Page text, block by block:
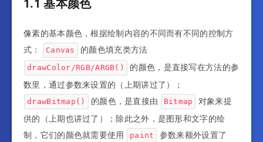
1.1 基本颜色
像素的基本颜色，根据绘制内容的不同而有不同的控制方
式：
Canvas 的颜色填充类方法
drawColor/RGB/ARGB()
的颜色，是直接写在方法的参
数里，通过参数来设置的（上期讲过了）；
drawBitmap() 的颜色，是直接由 Bitmap
对象来提
供的（上期也讲过了）；除此之外，是图形和文字的绘
制，它们的颜色就需要使用
paint
参数来额外设置了